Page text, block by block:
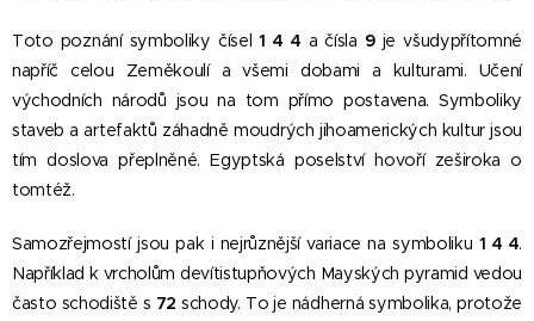
Toto poznání symboliky čísel1 4 4 a čísla 9je všudypřítomné
napříč celou Zeměkoulí a všemi dobami a kulturami. Učení
východních národů jsou na tom přímo postavena. Symboliky
staveb a artefaktů záhadně moudrých jihoamerických kultur jsou
tím doslova přeplněné. Egyptská poselství hovoří zeširoka o
tomtéž.
Samozřejmostí jsou pak i nejrůznější variace na symboliku 1 4 4.
Například k vrcholům devítistupňových Mayských pyramid vedou
často schodiště s 72 schody. To je nádherná symbolika, protože